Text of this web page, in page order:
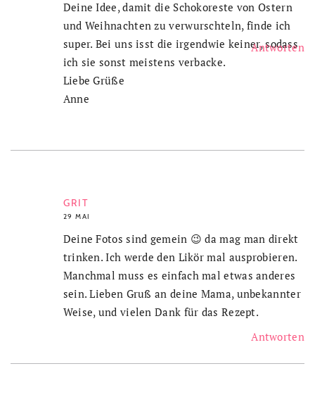
Deine Idee, damit die Schokoreste von Ostern
und Weihnachten zu verwurschteln, finde ich
super. Bei uns isst die irgendwie keiner, sodass
ich sie sonst meistens verbacke.
Liebe Grüße
Anne
GRIT
29 MAI
Antworten
Deine Fotos sind gemein 😉 da mag man direkt
trinken. Ich werde den Likör mal ausprobieren.
Manchmal muss es einfach mal etwas anderes
sein. Lieben Gruß an deine Mama, unbekannter
Weise, und vielen Dank für das Rezept.
Antworten